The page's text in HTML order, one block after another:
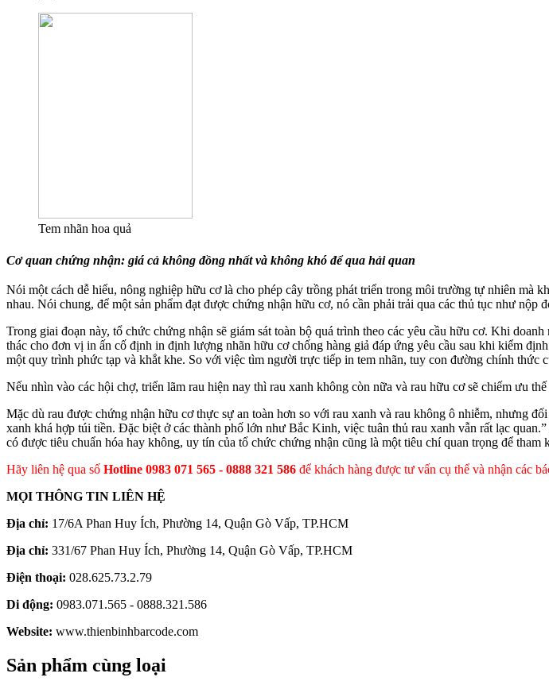
Tem nhãn hoa quả
Cơ quan chứng nhận: giá cả không đồng nhất và không khó để qua hải quan
Nói một cách dễ hiểu, nông nghiệp hữu cơ là cho phép cây trồng phát triển trong môi trường tự nhiên mà
nhau. Nói chung, để một sản phẩm đạt được chứng nhận hữu cơ, nó cần phải trải qua các thủ tục như nộp
Trong giai đoạn này, tổ chức chứng nhận sẽ giám sát toàn bộ quá trình theo các yêu cầu hữu cơ. Khi
thác cho đơn vị in ấn cố định in định lượng nhãn hữu cơ chống hàng giả đáp ứng yêu cầu sau khi kiểm
một quy trình phức tạp và khắt khe. So với việc tìm người trực tiếp in tem nhãn, tuy con đường chính
Nếu nhìn vào các hội chợ, triển lãm rau hiện nay thì rau xanh không còn nữa và rau hữu cơ sẽ chiếm ưu
Mặc dù rau được chứng nhận hữu cơ thực sự an toàn hơn so với rau xanh và rau không ô nhiễm, nhưng
xanh khá hợp túi tiền. Đặc biệt ở các thành phố lớn như Bắc Kinh, việc tuân thủ rau xanh vẫn rất lạc
có được tiêu chuẩn hóa hay không, uy tín của tổ chức chứng nhận cũng là một tiêu chí quan trọng để tham
Hãy liên hệ qua số Hotline 0983 071 565 - 0888 321 586 để khách hàng được tư vấn cụ thể và nhận các
MỌI THÔNG TIN LIÊN HỆ
Địa chỉ: 17/6A Phan Huy Ích, Phường 14, Quận Gò Vấp, TP.HCM
Địa chỉ: 331/67 Phan Huy Ích, Phường 14, Quận Gò Vấp, TP.HCM
Điện thoại: 028.625.73.2.79
Di động: 0983.071.565 - 0888.321.586
Website: www.thienbinhbarcode.com
Sản phẩm cùng loại